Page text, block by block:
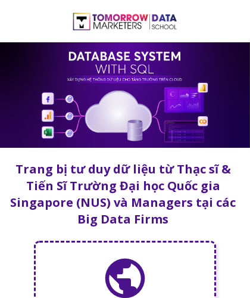
Trang bị tư duy dữ liệu từ Thạc sĩ &
Tiến Sĩ Trường Đại học Quốc gia
Singapore (NUS) và Managers tại các
Big Data Firms